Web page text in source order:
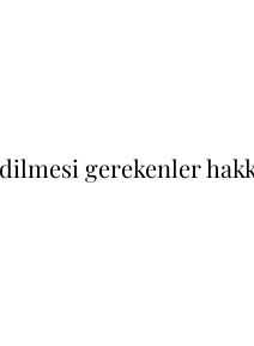
gerekenler